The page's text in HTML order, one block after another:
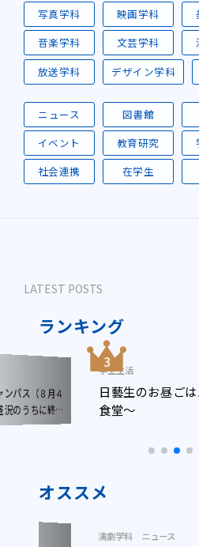
写真学科 映画学科
音楽学科
文芸学科
放送学科
デザイン学科
ニュース 図書館
イベント
教育研究
社会連携
在学生
LATEST POSTS
ランキング
パス（８月４
のうちに終了
学生生活
日藝生のお昼ご
食堂～
オススメ
演劇学科 ニュース